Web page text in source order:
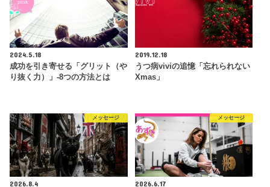
2024.5.18
成功を引き寄せる「グリット（や
り抜く力）」-8つの方法とは
2019.12.18
うつ病viviの追憶「忘れられない
Xmas」
メッセージ
2026.8.4
メッセージ
2026.6.17